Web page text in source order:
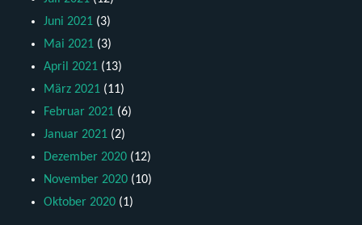
Juni 2021 (3)
Mai 2021 (3)
April 2021 (13)
März 2021 (11)
Februar 2021 (6)
Januar 2021 (2)
Dezember 2020 (12)
November 2020 (10)
Oktober 2020 (1)